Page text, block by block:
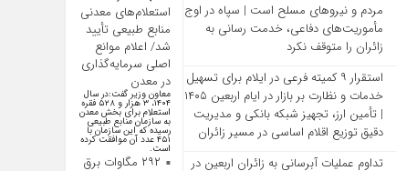
مردم و نیروهای مسلح است | سپاه در اوج
مأموریت‌های دفاعی، خدمت‌ رسانی به
زائران را متوقف نکرد
استقرار ۹ کمیته فرعی در ایلام برای تسهیل
خدمات و نظارت بر بازار در ایام اربعین ۱۴۰۵
| تأمین ارز، تجهیز شبکه بانکی و مدیریت
دقیق توزیع اقلام اساسی در مسیر زائران
تداوم عملیات آبرسانی به زائران اربعین در
استعلام‌های معدنی
منابع طبیعی تأیید
شد/ اعلام موانع
اصلی سرمایه‌گذاری
در معدن
معاون وزیر گفت:در سال
۱۴۰۴، ۳ هزار و ۵۲۸ فقره
استعلام برای بخش معدن
به سازمان منابع طبیعی
رسیده که این سازمان با
۴۵۱ عدد آن موافقت کرده
است.
۲۹۲ مگاوات برق